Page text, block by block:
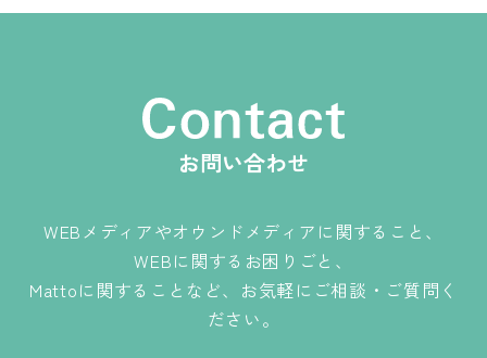
お問い合わせ
WEBメディアやオウンドメディアに関すること、
WEBに関するお困りごと、
Mattoに関することなど、お気軽にご相談・ご質問く
ださい。